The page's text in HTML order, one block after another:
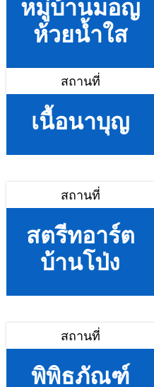
หมู่บ้านมอญ
ห้วยน้ำใส
สถานที่
เนื้อนาบุญ
สถานที่
สตรีทอาร์ต
บ้านโป่ง
สถานที่
พิพิธภัณฑ์